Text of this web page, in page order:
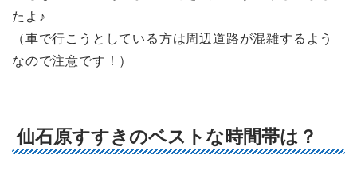
たよ♪
（車で行こうとしている方は周辺道路が混雑するよう
なので注意です！）
仙石原すすきのベストな時間帯は？